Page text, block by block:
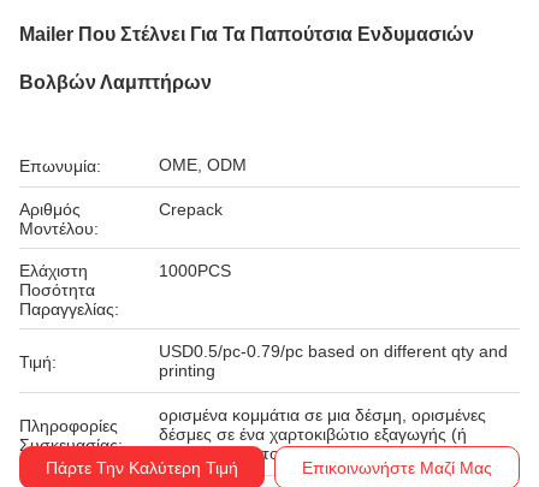
Mailer Που Στέλνει Για Τα Παπούτσια Ενδυμασιών
Βολβών Λαμπτήρων
Επωνυμία: OME, ODM
Αριθμός
Μοντέλου:
Crepack
Ελάχιστη
Ποσότητα
Παραγγελίας:
1000PCS
Τιμή:
USD0.5/pc-0.79/pc based on different qty and
printing
Πληροφορίες
Συσκευασίας:
ορισμένα κομμάτια σε μια δέσμη, ορισμένες
δέσμες σε ένα χαρτοκιβώτιο εξαγωγής (ή
βασισμένος στο αίτη
Πάρτε Την Καλύτερη Τιμή Επικοινωνήστε Μαζί Μας